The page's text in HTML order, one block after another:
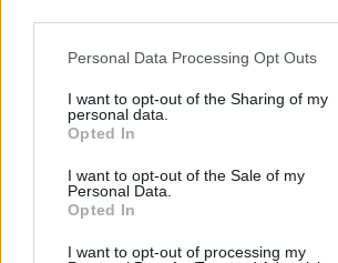
Personal Data Processing Opt Outs
I want to opt-out of the Sharing of my
personal data.
Opted In
I want to opt-out of the Sale of my
Personal Data.
Opted In
I want to opt-out of processing my
ejtőzni.
sietett, nem akart mindent lefotózni.
Következő rész: